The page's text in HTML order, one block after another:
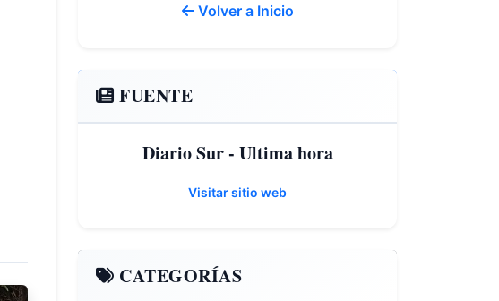
Volver a Inicio
FUENTE
Diario Sur - Ultima hora
Visitar sitio web
CATEGORÍAS